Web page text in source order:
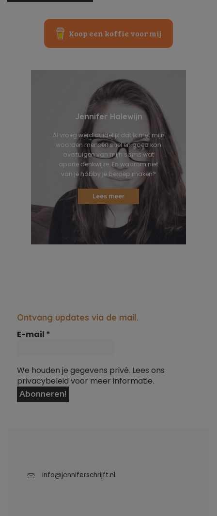
Koop een koffie voor mij
Jennifer Halewijn
Al vroeg werd duidelijk dat ik met mijn
woorden mensen snel en goed kon
overtuigen van mijn soms wat
aparte denkwijze. En waarom niet
van je hobby je beroep maken?
Lees meer
Ontvang updates via de mail.
E-mail *
We houden je gegevens privé. Lees ons
privacybeleid voor meer informatie.
info@jenniferschrijft.nl